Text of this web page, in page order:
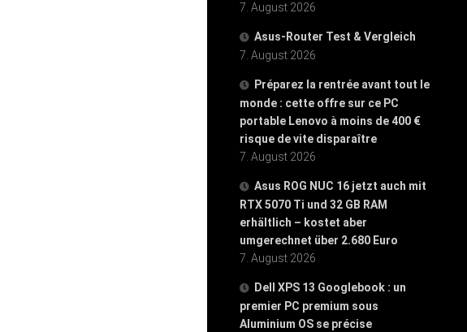
7. August 2026
Asus-Router Test & Vergleich
7. August 2026
Préparez la rentrée avant tout le
monde : cette offre sur ce PC
portable Lenovo à moins de 400 €
risque de vite disparaître
7. August 2026
Asus ROG NUC 16 jetzt auch mit
RTX 5070 Ti und 32 GB RAM
erhältlich – kostet aber
umgerechnet über 2.680 Euro
7. August 2026
Dell XPS 13 Googlebook : un
premier PC premium sous
Aluminium OS se précise